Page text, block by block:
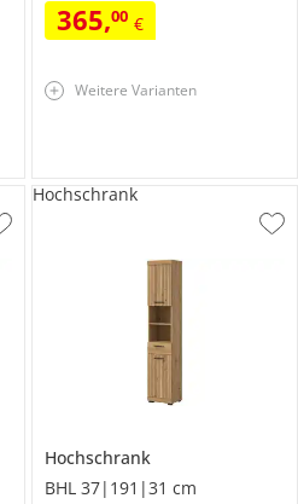
365,00 €
Weitere Varianten
Hochschrank
BHL 37|191|31 cm
Hochschrank